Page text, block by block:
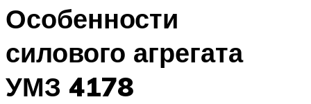
Особенности
силового агрегата
УМЗ 4178